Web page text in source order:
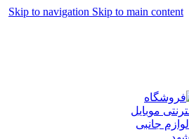
Skip to navigation Skip to main content